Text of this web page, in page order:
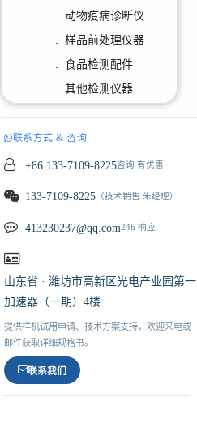
. 动物疫病诊断仪
. 样品前处理仪器
. 食品检测配件
. 其他检测仪器
联系方式 & 咨询
+86 133-7109-8225咨询 有优惠
133-7109-8225（技术销售 朱经理）
413230237@qq.com24h 响应
山东省 · 潍坊市高新区光电产业园第一
加速器（一期）4楼
提供样机试用申请、技术方案支持，欢迎来电或
邮件获取详细规格书。
联系我们